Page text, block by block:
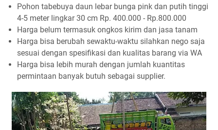
Pohon tabebuya daun lebar bunga pink dan putih tinggi
4-5 meter lingkar 30 cm Rp. 400.000 - Rp.800.000
Harga belum termasuk ongkos kirim dan jasa tanam
Harga bisa berubah sewaktu-waktu silahkan nego saja
sesuai dengan spesifikasi dan kualitas barang via WA
Harga bisa lebih murah dengan jumlah kuantitas
permintaan banyak butuh sebagai supplier.